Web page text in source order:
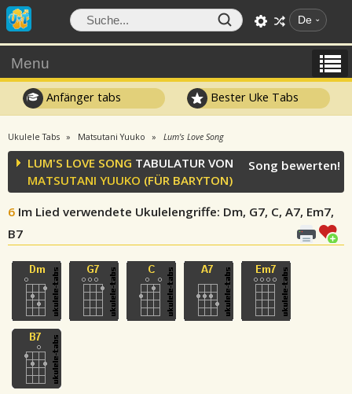
De
Menu
Anfänger tabs Bester Uke Tabs
Ukulele Tabs Matsutani Yuuko Lum's Love Song
LUM'S LOVE SONG TABULATUR VON
MATSUTANI YUUKO (FÜR BARYTON)
6 Im Lied verwendete Ukulelengriffe: Dm, G7, C, A7, Em7,
B7
Song bewerten!